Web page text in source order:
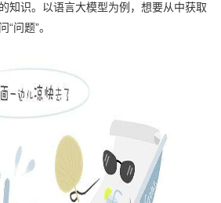
知识。以语言大模型为例，想要从中获取
问题”。